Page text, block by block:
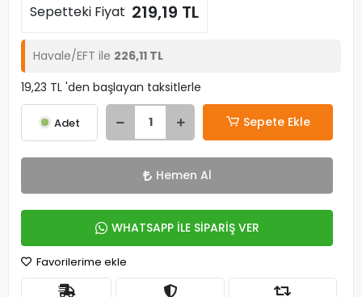
Sepetteki Fiyat 219,19 TL
Havale/EFT ile 226,11 TL
19,23 TL 'den başlayan taksitlerle
Adet Sepete Ekle
Hemen Al
WHATSAPP İLE SİPARİŞ VER
Favorilerime ekle